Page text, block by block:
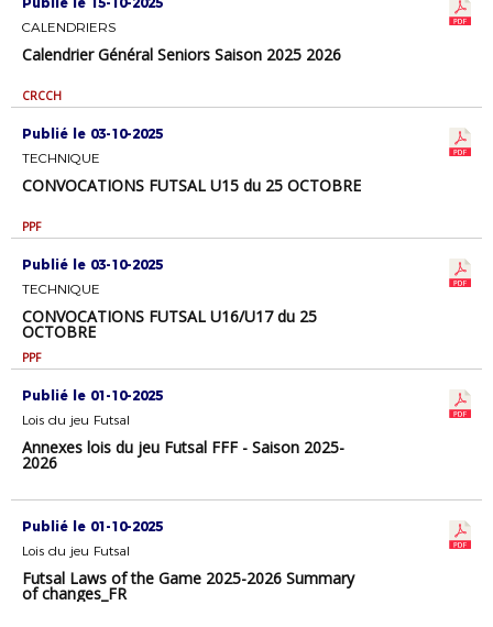
CALENDRIERS
Calendrier Général Seniors Saison 2025 2026
CRCCH
Publié le 03-10-2025
TECHNIQUE
CONVOCATIONS FUTSAL U15 du 25 OCTOBRE
PPF
Publié le 03-10-2025
TECHNIQUE
CONVOCATIONS FUTSAL U16/U17 du 25
OCTOBRE
PPF
Publié le 01-10-2025
Lois du jeu Futsal
Annexes lois du jeu Futsal FFF - Saison 2025-
2026
Publié le 01-10-2025
Lois du jeu Futsal
Futsal Laws of the Game 2025-2026 Summary
of changes_FR